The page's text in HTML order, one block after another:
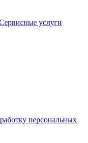
услуги
персональных